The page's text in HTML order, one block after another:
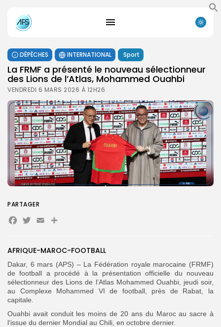
Search
for:
FR
DÉPÊCHES INTERNATIONAL Sport
La FRMF a présenté le nouveau sélectionneur
des Lions de l’Atlas, Mohammed Ouahbi
VENDREDI 6 MARS 2026 À 12H26
AFRIQUE-MAROC-FOOTBALL
Dakar, 6 mars (APS) – La Fédération royale marocaine (FRMF)
de football a procédé à la présentation officielle du nouveau
sélectionneur des Lions de l’Atlas Mohammed Ouahbi, jeudi soir,
au Complexe Mohammed VI de football, près de Rabat, la
capitale.
‎Ouahbi avait conduit les moins de 20 ans du Maroc au sacre à
l’issue du dernier Mondial au Chili, en octobre dernier.
PARTAGER
Facebook
Twitter
EmailPartager